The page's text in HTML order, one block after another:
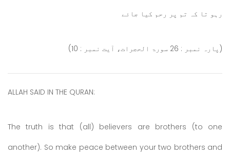
رہو تا کہ تم پر رحم کیا جائے
(پارہ نمبر : 26 سورۃ الحجرات، آیت نمبر : 10)
ALLAH SAID IN THE QURAN:
The truth is that (all) believers are brothers (to one
another). So make peace between your two brothers and